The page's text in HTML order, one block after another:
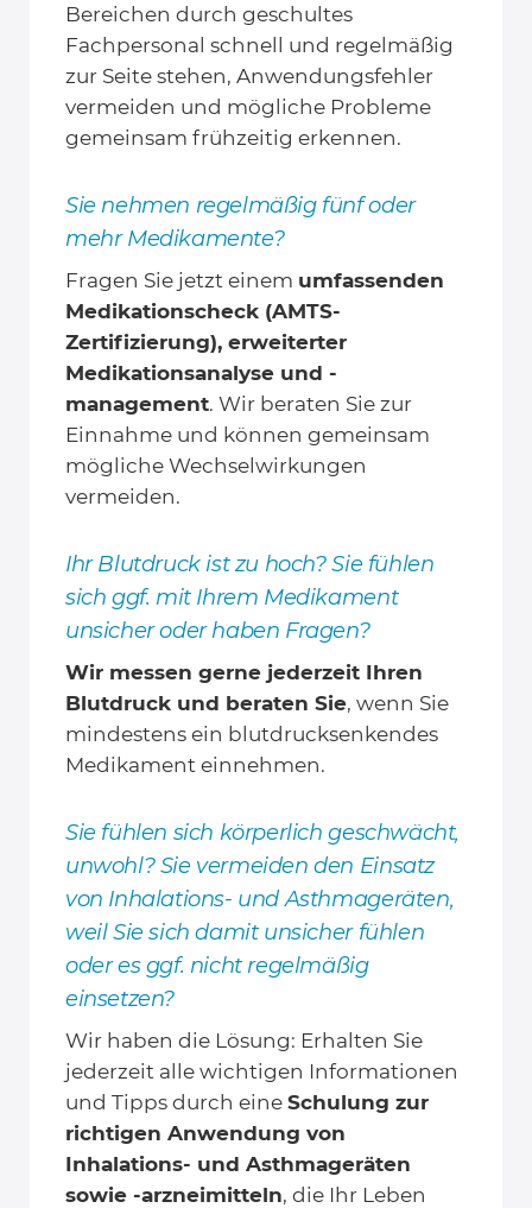
Bereichen durch geschultes
Fachpersonal schnell und regelmäßig
zur Seite stehen, Anwendungsfehler
vermeiden und mögliche Probleme
gemeinsam frühzeitig erkennen.
Sie nehmen regelmäßig fünf oder
mehr Medikamente?
Fragen Sie jetzt einem umfassenden
Medikationscheck (AMTS-
Zertifizierung), erweiterter
Medikationsanalyse und -
management. Wir beraten Sie zur
Einnahme und können gemeinsam
mögliche Wechselwirkungen
vermeiden.
Ihr Blutdruck ist zu hoch? Sie fühlen
sich ggf. mit Ihrem Medikament
unsicher oder haben Fragen?
Wir messen gerne jederzeit Ihren
Blutdruck und beraten Sie, wenn Sie
mindestens ein blutdrucksenkendes
Medikament einnehmen.
Sie fühlen sich körperlich geschwächt,
unwohl? Sie vermeiden den Einsatz
von Inhalations- und Asthmageräten,
weil Sie sich damit unsicher fühlen
oder es ggf. nicht regelmäßig
einsetzen?
Wir haben die Lösung: Erhalten Sie
jederzeit alle wichtigen Informationen
und Tipps durch eine Schulung zur
richtigen Anwendung von
Inhalations- und Asthmageräten
sowie -arzneimitteln, die Ihr Leben